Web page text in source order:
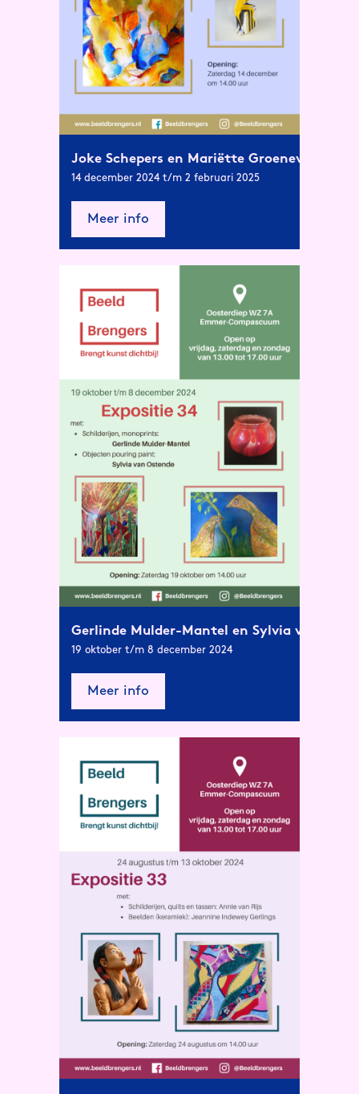
Joke Schepers en Mariëtte Groeneveld
14 december 2024 t/m 2 februari 2025
Meer info
Gerlinde Mulder-Mantel en Sylvia van
19 oktober t/m 8 december 2024
Meer info